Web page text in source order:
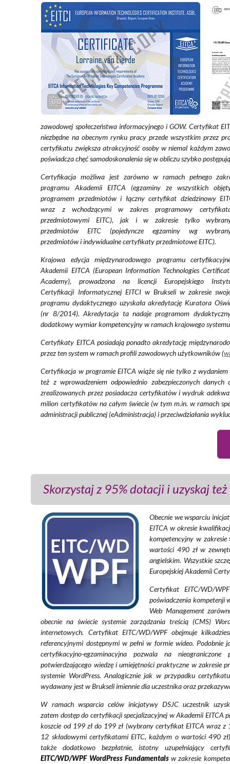
zawodowej społeczeństwa informacyjnego i GOW. Certyfikat
niezbędne na obecnym rynku pracy przede wszystkim przez
certyfikatu zwiększa atrakcyjność osoby w niemal każdym
poświadcza chęć samodoskonalenia się w obliczu szybko
Certyfikacja możliwa jest zarówno w ramach pełnego
programu Akademii EITCA (egzaminy ze wszystkich
programem przedmiotów i łączny certyfikat dziedzinowy
wraz z wchodzącymi w zakres programowy
przedmiotowymi EITC), jak i w zakresie tylko
przedmiotów EITC (pojedyncze egzaminy wg
przedmiotów i indywidualne certyfikaty przedmiotowe EITC).
Krajowa edycja międzynarodowego programu
Akademii EITCA (European Information Technologies
Academy), prowadzona na licencji Europejskiego
Certyfikacji Informatycznej EITCI w Brukseli w zakresie
programu dydaktycznego uzyskała akredytację Kuratora
(nr 8/2014). Akredytacja ta nadaje programom
dodatkowy wymiar kompetencyjny w ramach krajowego systemu
Certyfikaty EITCA posiadają ponadto akredytację
przez ten system w ramach profili zawodowych użytkowników (
Certyfikacja w programie EITCA wiąże się nie tylko z
też z wprowadzeniem odpowiednio zabezpieczonych
zrealizowanych przez posiadacza certyfikatów i wydruk
milion certyfikatów na całym świecie (w tym m.in. w ramach
administracji publicznej (eAdministracja) i przeciwdziałania
Skorzystaj z 95% dotacji i uzyskaj
Obecnie we wsparciu
EITCA w okresie
kompetencyjny w
wartości 490 zł w
angielskim. Wszystkie
Europejskiej Akademii
Certyfikat EITC/WD/
poświadczenia kompetenji
Web Management
obecnie na świecie systemie zarządzania treścią (CMS)
internetowych. Certyfikat EITC/WD/WPF obejmuje
referencyjnymi dostępnymi w pełni w formie wideo.
certyfikacyjno-egzaminacyjna pozwala na
potwierdzającego wiedzę i umiejętności praktyczne w
systemie WordPress. Analogicznie jak w przypadku
wydawany jest w Brukseli imiennie dla uczestnika oraz
W ramach wsparcia celów inicjatywy DSJC uczestnik
zatem dostęp do certyfikacji specjalizacyjnej w Akademii EITCA
koszcie od 199 zł do 199 zł (wybrany certyfikat EITCA wraz z
12 składowymi certyfikatami EITC, każdym o wartości 490
także dodatkowo bezpłatnie, istotny uzupełniający
EITC/WD/WPF WordPress Fundamentalsw zakresie